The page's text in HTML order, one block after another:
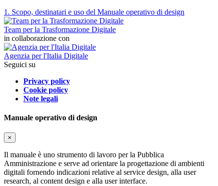
1. Scopo, destinatari e uso del Manuale operativo di design
Team per la Trasformazione Digitale
in collaborazione con
Agenzia per l'Italia Digitale
Seguici su
Privacy policy
Cookie policy
Note legali
Manuale operativo di design
×
Il manuale è uno strumento di lavoro per la Pubblica
Amministrazione e serve ad orientare la progettazione di ambienti
digitali fornendo indicazioni relative al service design, alla user
research, al content design e alla user interface.